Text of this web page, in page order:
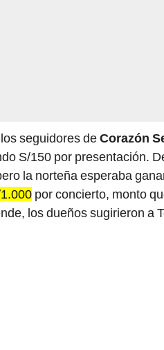
seguidores deCorazón
S/150 por presentación.
la norteña esperaba
por concierto, monto
los dueños sugirieron a